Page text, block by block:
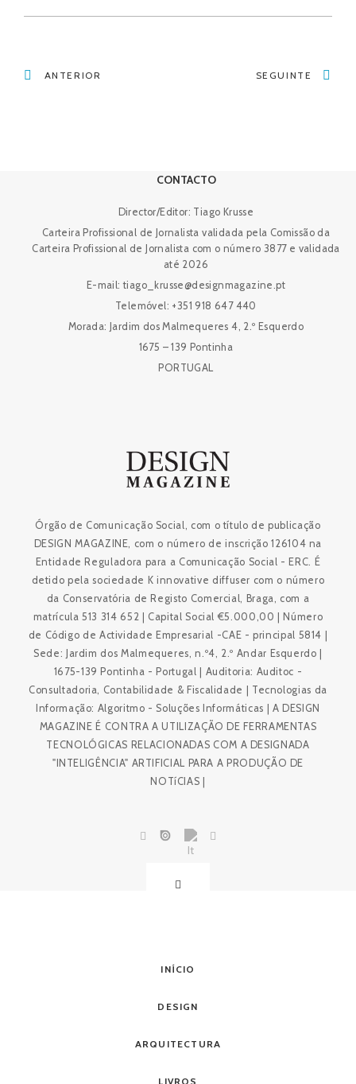
ANTERIOR SEGUINTE
CONTACTO
Director/Editor: Tiago Krusse
Carteira Profissional de Jornalista validada pela Comissão da
Carteira Profissional de Jornalista com o número 3877 e validada
até 2026
E-mail: tiago_krusse@designmagazine.pt
Telemóvel: +351 918 647 440
Morada: Jardim dos Malmequeres 4, 2.º Esquerdo
1675 – 139 Pontinha
PORTUGAL
Órgão de Comunicação Social, com o título de publicação
DESIGN MAGAZINE, com o número de inscrição 126104 na
Entidade Reguladora para a Comunicação Social - ERC. É
detido pela sociedade K innovative diffuser com o número
da Conservatória de Registo Comercial, Braga, com a
matrícula 513 314 652 | Capital Social €5.000,00 | Número
de Código de Actividade Empresarial -CAE - principal 5814 |
Sede: Jardim dos Malmequeres, n.º4, 2.º Andar Esquerdo |
1675-139 Pontinha - Portugal | Auditoria: Auditoc -
Consultadoria, Contabilidade & Fiscalidade | Tecnologias da
Informação: Algoritmo - Soluções Informáticas | A DESIGN
MAGAZINE É CONTRA A UTILIZAÇÃO DE FERRAMENTAS
TECNOLÓGICAS RELACIONADAS COM A DESIGNADA
"INTELIGÊNCIA" ARTIFICIAL PARA A PRODUÇÃO DE
NOTíCIAS |
INÍCIO
DESIGN
ARQUITECTURA
LIVROS